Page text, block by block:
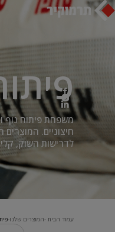
משפחת פיתוח נוף
חיצוניים.
לדרישות השוק,
עמוד הבית המוצרים שלנו